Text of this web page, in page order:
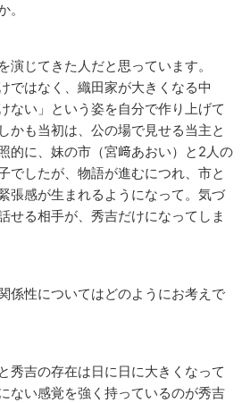
。
じてきた人だと思っています。
ではなく、織田家が大きくなる中
ない」という姿を自分で作り上げて
かも当初は、公の場で見せる当主と
的に、妹の市（宮﨑あおい）と2人の
でしたが、物語が進むにつれ、市と
張感が生まれるようになって。気づ
せる相手が、秀吉だけになってしま
係性についてはどのようにお考えで
秀吉の存在は日に日に大きくなって
ない感覚を強く持っているのが秀吉